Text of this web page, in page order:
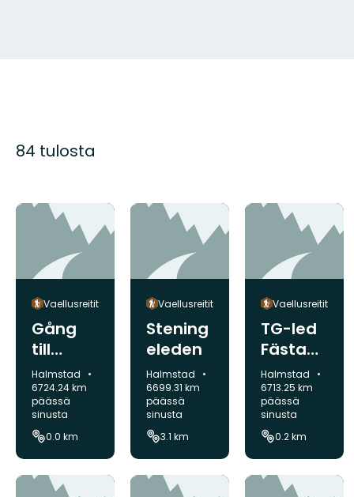
84 tulosta
Vaellusreitit
Gång
till
utsikt
Kunta:
Halmstad
6724.24 km
päässä
sinusta
0.0 km
Vaellusreitit
Stening
eleden
Kunta:
Halmstad
6699.31 km
päässä
sinusta
3.1 km
Vaellusreitit
TG-led
Fästam
paåsen
250 m
Kunta:
Halmstad
6713.25 km
päässä
sinusta
0.2 km